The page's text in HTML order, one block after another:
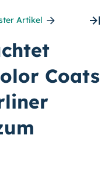
Artikel
Coats